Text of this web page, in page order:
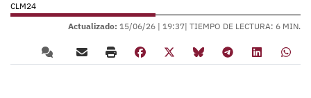
CLM24
Actualizado: 15/06/26 | 19:37| TIEMPO DE LECTURA: 6 MIN.